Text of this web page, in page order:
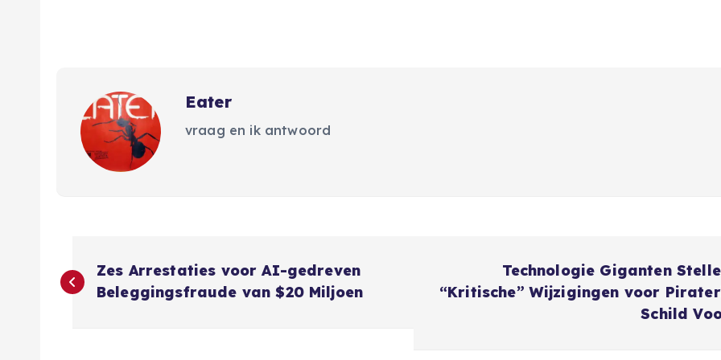
Eater
vraag en ik antwoord
B
e
Zes Arrestaties voor AI-gedreven
Beleggingsfraude van $20 Miljoen
Technologie Giganten
“Kritische” Wijzigingen voor
Schild